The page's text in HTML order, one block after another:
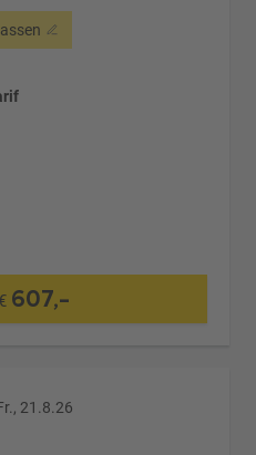
607,-
21.8.26